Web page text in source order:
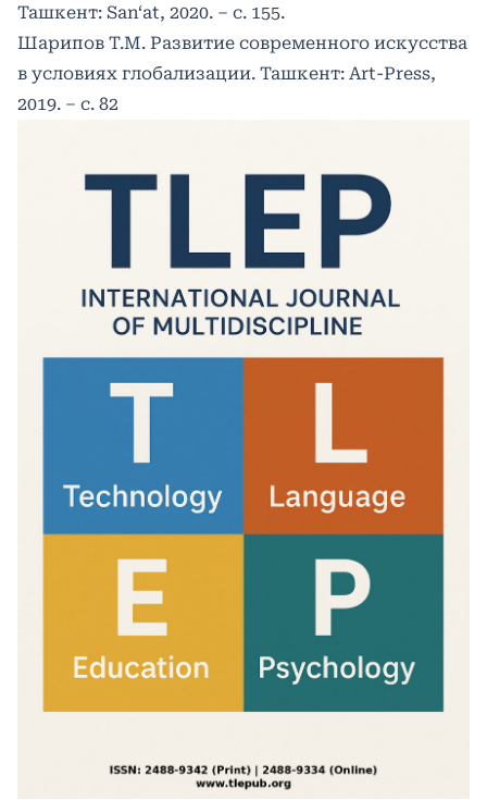
Ташкент: San‘at, 2020. – с. 155.
Шарипов Т.М. Развитие современного искусства
в условиях глобализации. Ташкент: Art-Press,
2019. – с. 82